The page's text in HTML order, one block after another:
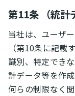
第11条 （統計
当社は、ユーザ
（第10条に記載
識別、特定でき
計データ等を作
何らの制限なく